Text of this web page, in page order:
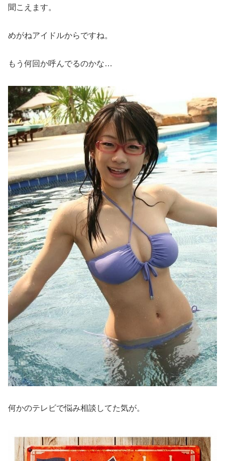
聞こえます。
めがねアイドルからですね。
もう何回か呼んでるのかな…
何かのテレビで悩み相談してた気が。